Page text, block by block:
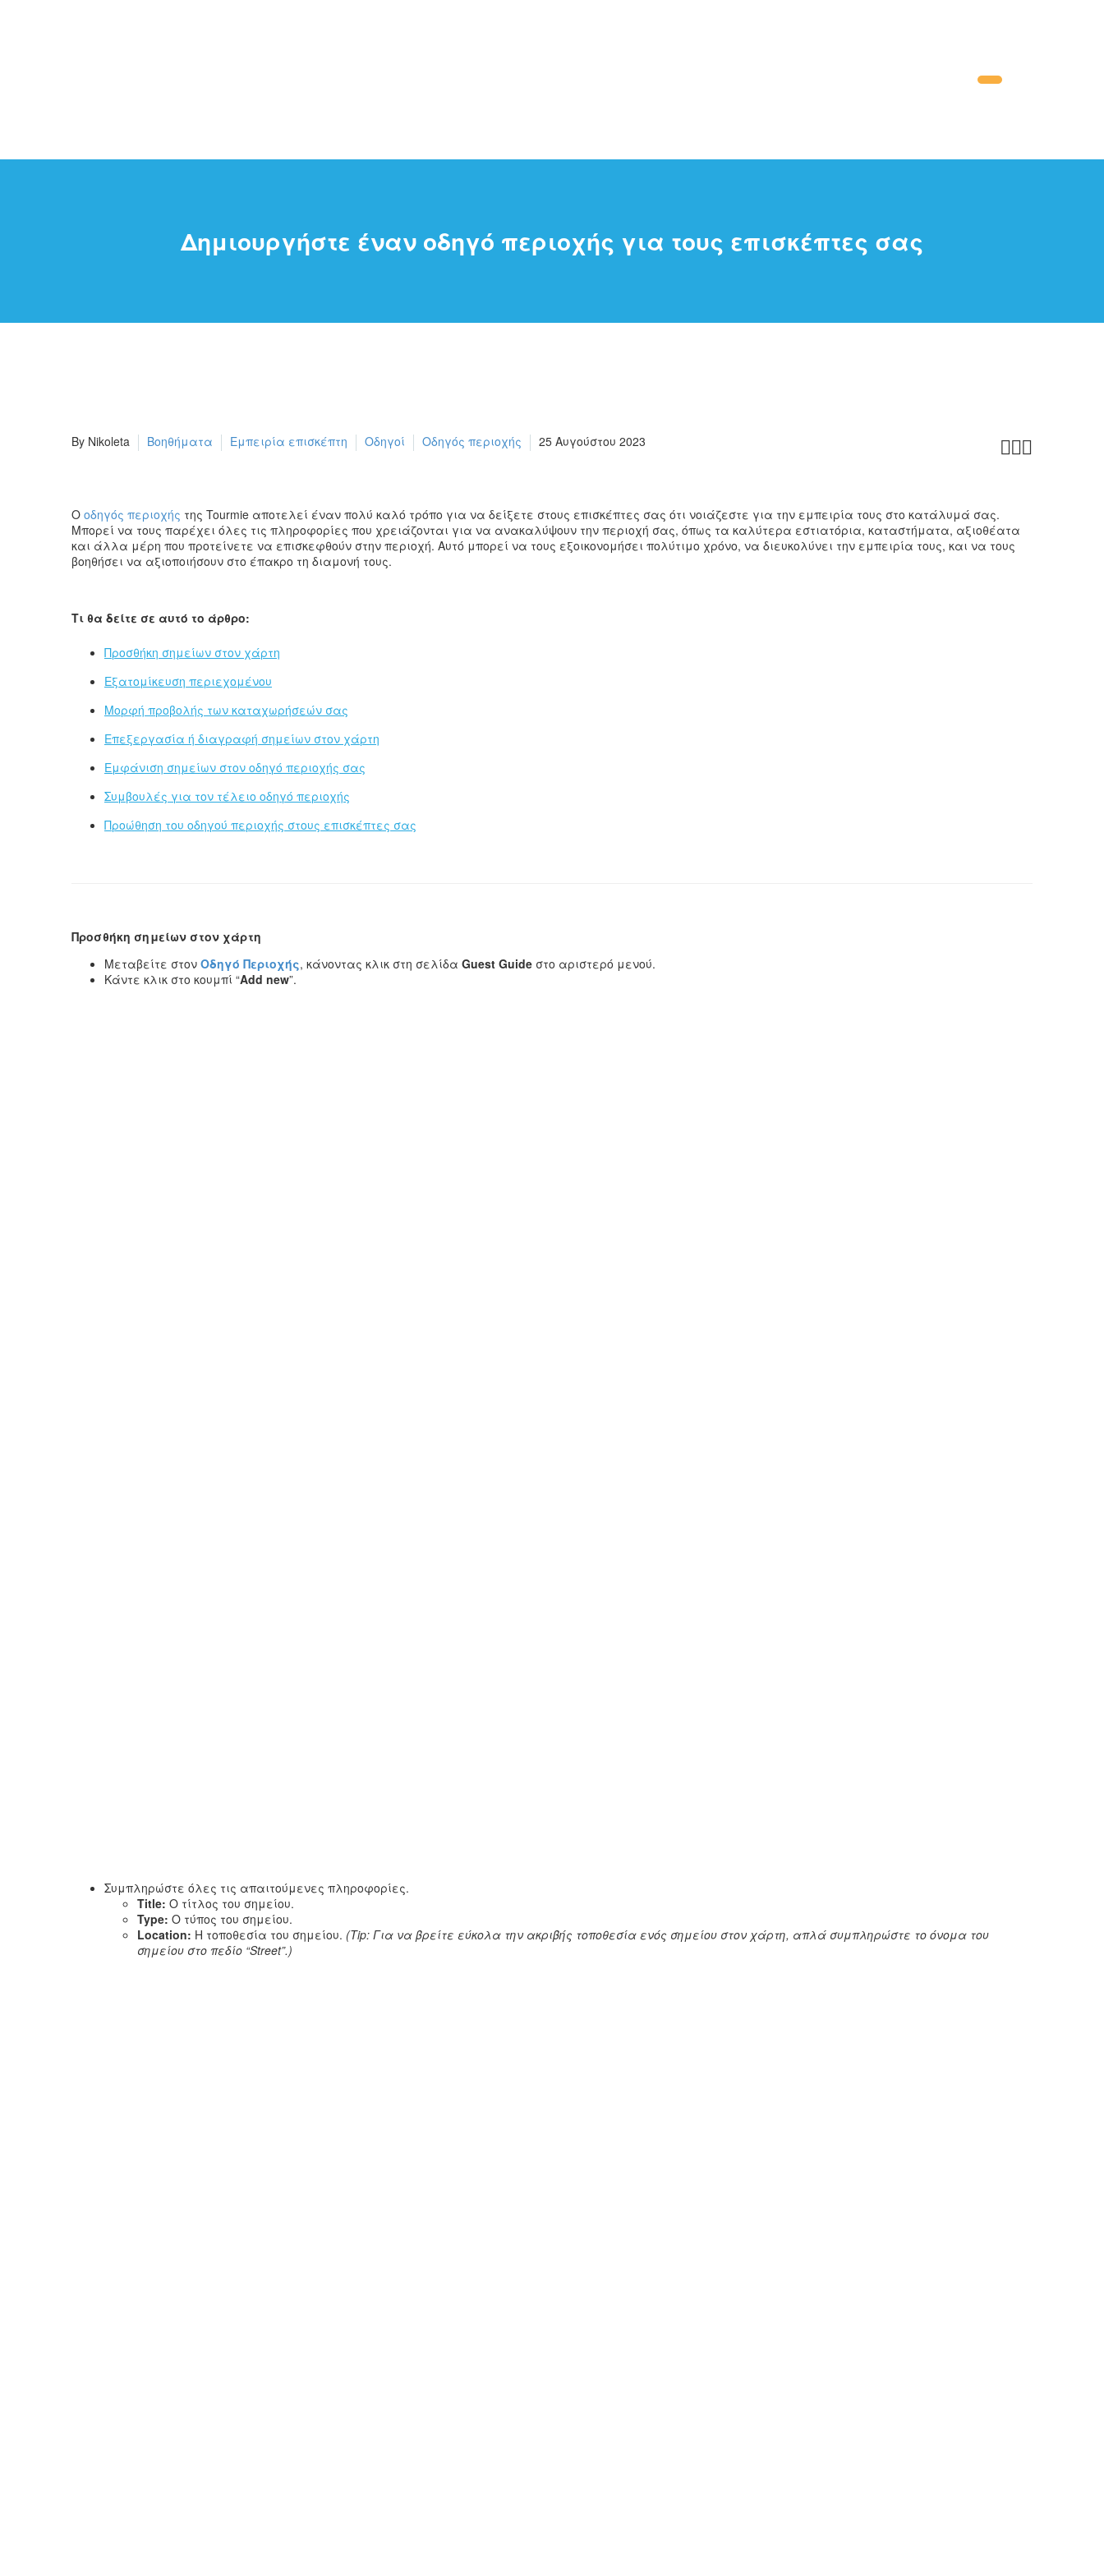
Δημιουργήστε έναν οδηγό περιοχής για τους επισκέπτες σας

By Nikoleta Βοηθήματα Εμπειρία επισκέπτη Οδηγοί Οδηγός περιοχής 25 Αυγούστου 2023
Ο οδηγός περιοχής της Tourmie αποτελεί έναν πολύ καλό τρόπο για να δείξετε στους επισκέπτες σας ότι νοιάζεστε για την εμπειρία τους στο κατάλυμά σας.
Μπορεί να τους παρέχει όλες τις πληροφορίες που χρειάζονται για να ανακαλύψουν την περιοχή σας, όπως τα καλύτερα εστιατόρια, καταστήματα, αξιοθέατα
και άλλα μέρη που προτείνετε να επισκεφθούν στην περιοχή. Αυτό μπορεί να τους εξοικονομήσει πολύτιμο χρόνο, να διευκολύνει την εμπειρία τους, και να τους
βοηθήσει να αξιοποιήσουν στο έπακρο τη διαμονή τους.
Τι θα δείτε σε αυτό το άρθρο:
Προσθήκη σημείων στον χάρτη
Εξατομίκευση περιεχομένου
Μορφή προβολής των καταχωρήσεών σας
Επεξεργασία ή διαγραφή σημείων στον χάρτη
Εμφάνιση σημείων στον οδηγό περιοχής σας
Συμβουλές για τον τέλειο οδηγό περιοχής
Προώθηση του οδηγού περιοχής στους επισκέπτες σας
Προσθήκη σημείων στον χάρτη
Μεταβείτε στον Οδηγό Περιοχής, κάνοντας κλικ στη σελίδα Guest Guide στο αριστερό μενού.
Κάντε κλικ στο κουμπί “Add new”.
Συμπληρώστε όλες τις απαιτούμενες πληροφορίες.
Title: Ο τίτλος του σημείου.
Type: Ο τύπος του σημείου.
Location: Η τοποθεσία του σημείου. (Tip: Για να βρείτε εύκολα την ακριβής τοποθεσία ενός σημείου στον χάρτη, απλά συμπληρώστε το όνομα του
σημείου στο πεδίο “Street”.)